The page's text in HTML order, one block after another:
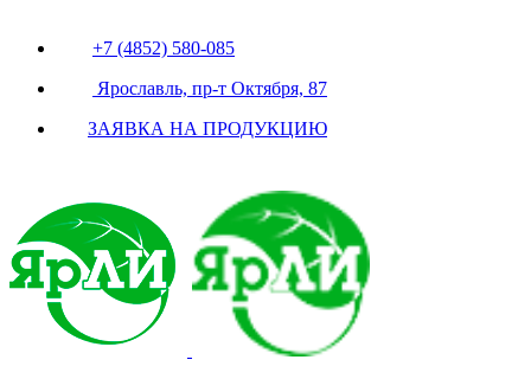
+7 (4852) 580-085
Ярославль, пр-т Октября, 87
ЗАЯВКА НА ПРОДУКЦИЮ